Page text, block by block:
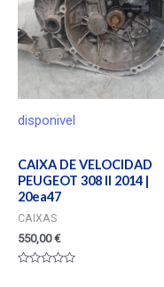
disponivel
CAIXA DE VELOCIDAD
PEUGEOT 308 II 2014 |
20ea47
CAIXAS
550,00€